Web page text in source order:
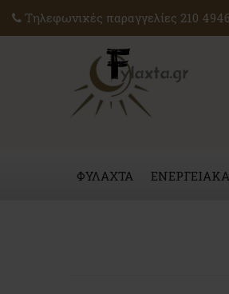
Τηλεφωνικές παραγγελίες 210
ΦΥΛΑΧΤΑ